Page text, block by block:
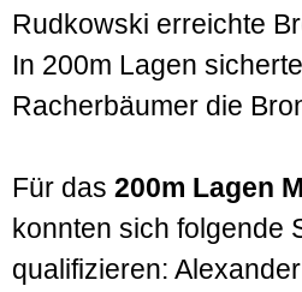
Rudkowski erreichte
In 200m Lagen
Racherbäumer die
Für das 200m Lagen
konnten sich folgende
qualifizieren: